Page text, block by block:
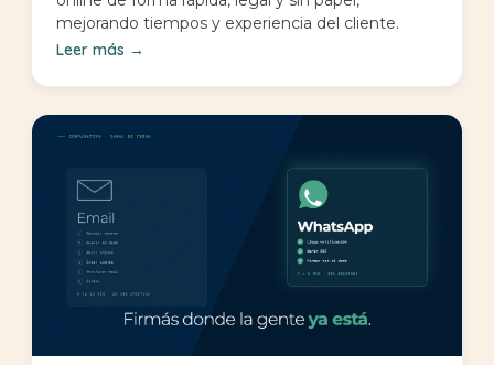
mejorando tiempos y experiencia del cliente.
Leer más →